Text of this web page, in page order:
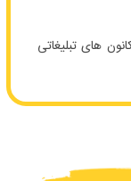
های تبلیغاتی